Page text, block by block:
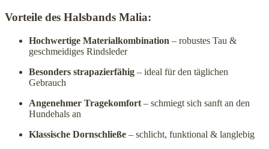
Vorteile des Halsbands Malia:
Hochwertige Materialkombination – robustes Tau &
geschmeidiges Rindsleder
Besonders strapazierfähig – ideal für den täglichen
Gebrauch
Angenehmer Tragekomfort – schmiegt sich sanft an den
Hundehals an
Klassische Dornschließe – schlicht, funktional & langlebig